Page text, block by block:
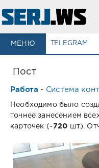
МЕНЮ TELEGRAM
Пост
Работа - Система
Необходимо было
точнее занесением
карточек (~720 шт).